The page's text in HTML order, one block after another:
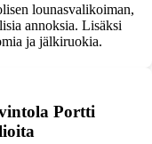
lounasvalikoiman,
annoksia. Lisäksi
ja jälkiruokia.
Portti